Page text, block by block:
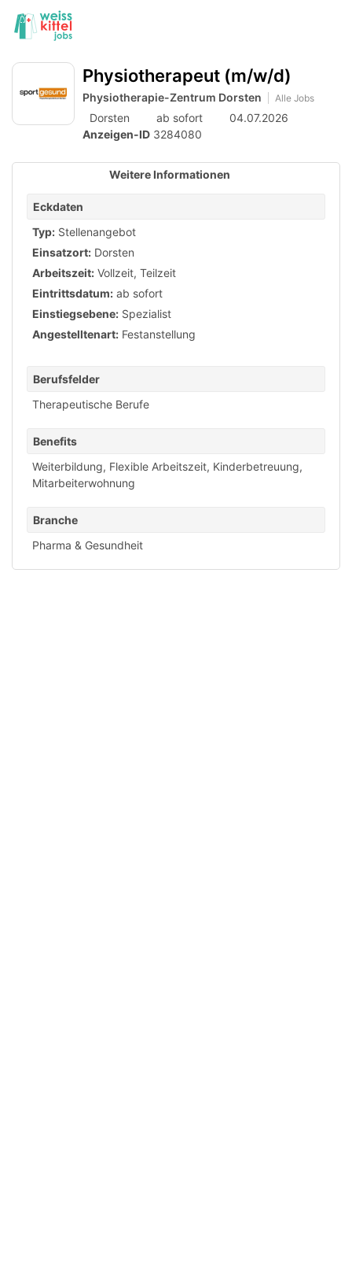
Accessibility
Modus
aktivieren
zur
zum
von
mobilem
Endgerät
Physiotherapeut (m/w/d)
Physiotherapie-Zentrum Dorsten Alle Jobs
Dorsten ab sofort
04.07.2026
Anzeigen-ID 3284080
Weitere Informationen
Eckdaten
Typ: Stellenangebot
Einsatzort: Dorsten
Arbeitszeit: Vollzeit, Teilzeit
Eintrittsdatum: ab sofort
Einstiegsebene: Spezialist
Angestelltenart: Festanstellung
Berufsfelder
Therapeutische Berufe
Benefits
Weiterbildung, Flexible Arbeitszeit, Kinderbetreuung,
Mitarbeiterwohnung
Branche
Pharma & Gesundheit